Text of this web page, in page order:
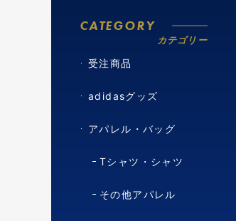
CATEGORY
カテゴリー
受注商品
adidasグッズ
アパレル・バッグ
Tシャツ・シャツ
その他アパレル